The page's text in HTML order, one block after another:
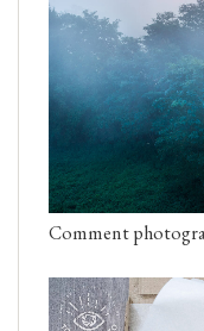
Comment